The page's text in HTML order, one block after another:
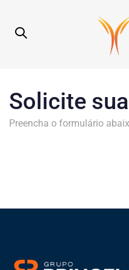
Solicite
Preencha o formulário